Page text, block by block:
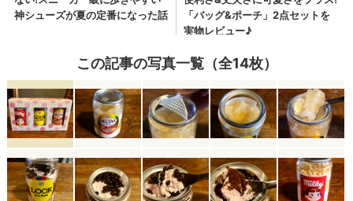
この記事の写真一覧（全14枚）